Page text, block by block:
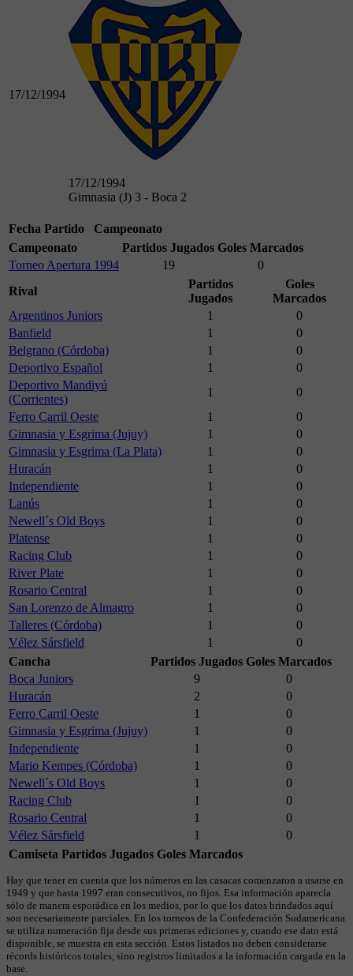
17/12/1994
17/12/1994
Gimnasia (J) 3 - Boca 2
Fecha Partido
Campeonato
Campeonato
Partidos Jugados Goles Marcados
Torneo Apertura 1994
19
0
Rival
Partidos
Jugados
Goles
Marcados
Argentinos Juniors
1
0
Banfield
1
0
Belgrano (Córdoba)
1
0
Deportivo Español
1
0
Deportivo Mandiyú
(Corrientes)
1
0
Ferro Carril Oeste
1
0
Gimnasia y Esgrima (Jujuy)
1
0
Gimnasia y Esgrima (La Plata)
1
0
Huracán
1
0
Independiente
1
0
Lanús
1
0
Newell´s Old Boys
1
0
Platense
1
0
Racing Club
1
0
River Plate
1
0
Rosario Central
1
0
San Lorenzo de Almagro
1
0
Talleres (Córdoba)
1
0
Vélez Sársfield
1
0
Cancha
Partidos Jugados Goles Marcados
Boca Juniors
9
0
Huracán
2
0
Ferro Carril Oeste
1
0
Gimnasia y Esgrima (Jujuy)
1
0
Independiente
1
0
Mario Kempes (Córdoba)
1
0
Newell´s Old Boys
1
0
Racing Club
1
0
Rosario Central
1
0
Vélez Sársfield
1
0
Camiseta Partidos Jugados Goles Marcados
Hay que tener en cuenta que los números en las casacas comenzaron a usarse en
1949 y que hasta 1997 eran consecutivos, no fijos. Esa información aparecía
sólo de manera esporádica en los medios, por lo que los datos brindados aquí
son necesariamente parciales. En los torneos de la Confederación Sudamericana
se utiliza numeración fija desde sus primeras ediciones y, cuando ese dato está
disponible, se muestra en esta sección. Estos listados no deben considerarse
récords históricos totales, sino registros limitados a la información cargada en la
base.